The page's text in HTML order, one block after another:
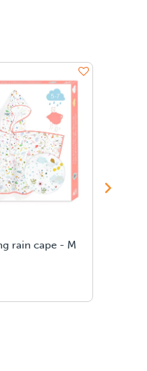
rain cape - M